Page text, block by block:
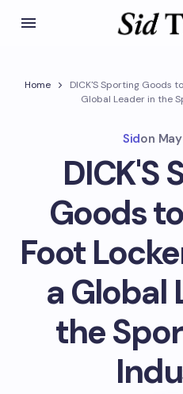
Home
DICK'S Sporting Goods
Global Leader in the
Sidon
DICK'S
Goods
Foot
a Global
the